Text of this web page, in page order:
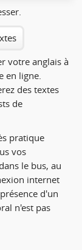
votre anglais à
en ligne.
des textes
de
pratique
vos
le bus, au
internet
d'un
n'est pas